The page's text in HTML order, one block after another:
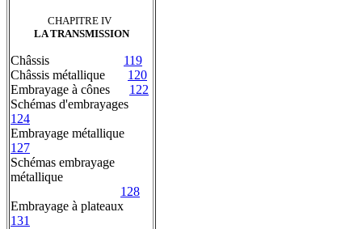
CHAPITRE IV
LA TRANSMISSION
Châssis 119
Châssis métallique 120
Embrayage à cônes 122
Schémas d'embrayages
124
Embrayage métallique
127
Schémas embrayage
métallique
128
Embrayage à plateaux
131